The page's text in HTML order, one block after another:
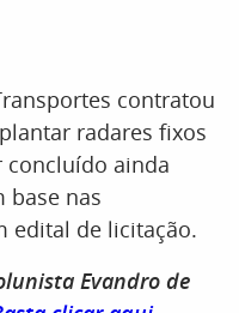
contratou
radares fixos
concluído ainda
base nas
edital de licitação.
Evandro de